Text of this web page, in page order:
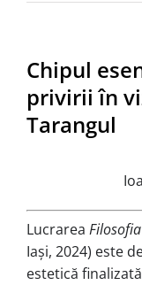
Chipul
privirii în
Tarangul
Lucrarea
Iași, 2024) este
estetică